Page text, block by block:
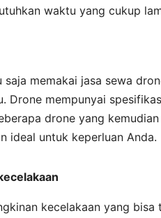
waktu yang cukup
memakai jasa sewa
Drone mempunyai
drone yang
ideal untuk keperluan Anda.
kecelakaan yang